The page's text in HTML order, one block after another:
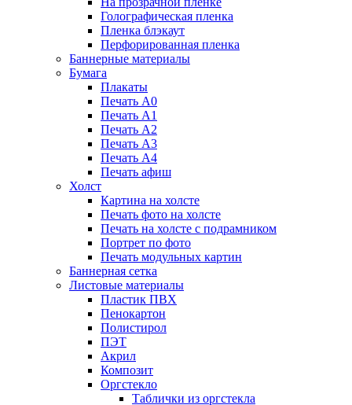
Голографическая пленка
Пленка блэкаут
Перфорированная пленка
Баннерные материалы
Бумага
Плакаты
Печать А0
Печать А1
Печать А2
Печать А3
Печать А4
Печать афиш
Холст
Картина на холсте
Печать фото на холсте
Печать на холсте с подрамником
Портрет по фото
Печать модульных картин
Баннерная сетка
Листовые материалы
Пластик ПВХ
Пенокартон
Полистирол
ПЭТ
Акрил
Композит
Оргстекло
Таблички из оргстекла